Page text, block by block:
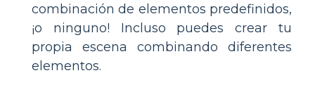
combinación de elementos predefinidos,
¡o ninguno! Incluso puedes crear tu
propia escena combinando diferentes
elementos.